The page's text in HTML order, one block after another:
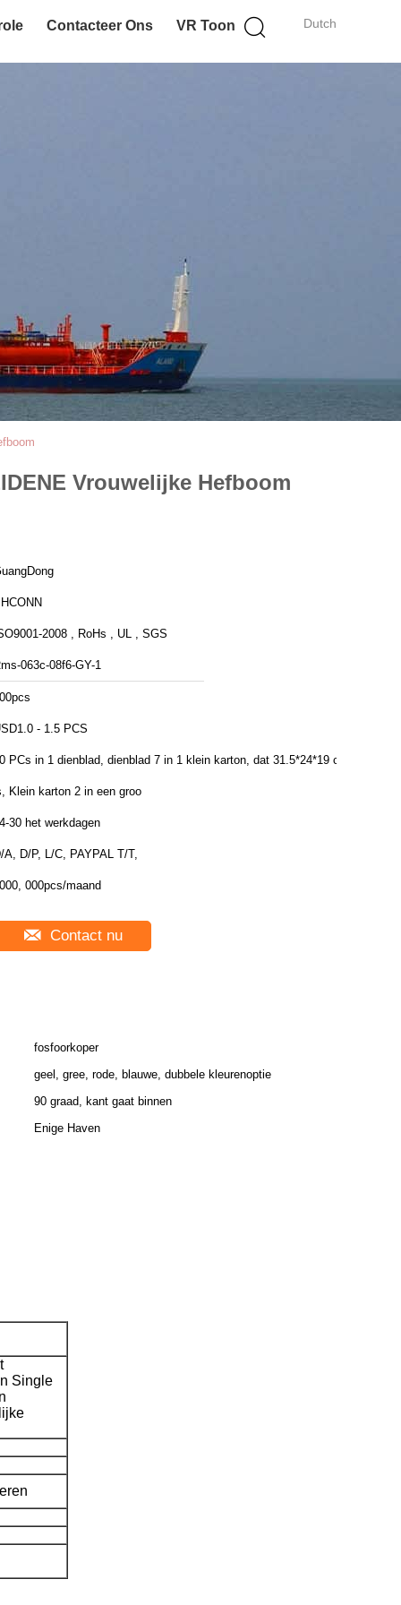
Dutch
Contacteer Ons VR Toon
Vrouwelijke Hefboom
2008 , RoHs , UL , SGS
063c-08f6-GY-1
- 1.5 PCS
PCs in 1 dienblad, dienblad 7 in 1 klein karton, dat 31.5*24*19 cm
Klein karton 2 in een groo
30 het werkdagen
A, D/P, L/C, PAYPAL T/T,
000pcs/maand
Contact nu
fosfoorkoper
geel, gree, rode, blauwe, dubbele kleurenoptie
90 graad, kant gaat binnen
Enige Haven
Single